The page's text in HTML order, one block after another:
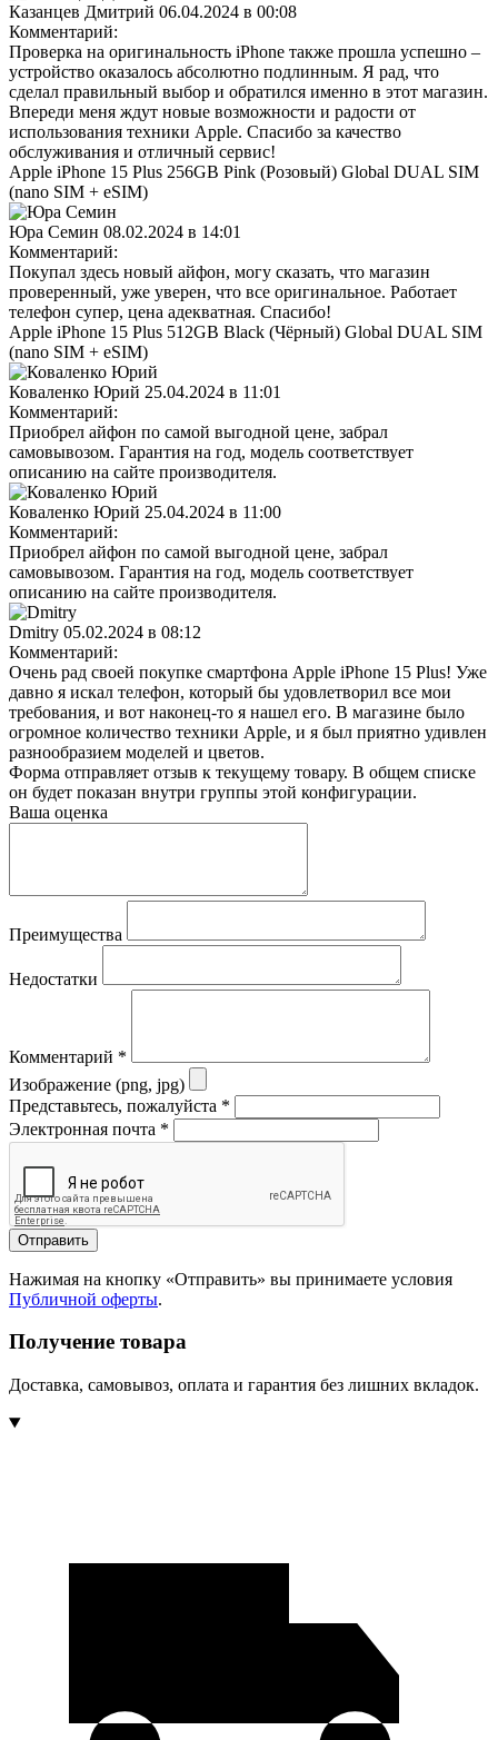
Казанцев Дмитрий 06.04.2024 в 00:08
Комментарий:
Проверка на оригинальность iPhone также прошла успешно –
устройство оказалось абсолютно подлинным. Я рад, что
сделал правильный выбор и обратился именно в этот магазин.
Впереди меня ждут новые возможности и радости от
использования техники Apple. Спасибо за качество
обслуживания и отличный сервис!
Apple iPhone 15 Plus 256GB Pink (Розовый) Global DUAL SIM
(nano SIM + eSIM)
Юра Семин 08.02.2024 в 14:01
Комментарий:
Покупал здесь новый айфон, могу сказать, что магазин
проверенный, уже уверен, что все оригинальное. Работает
телефон супер, цена адекватная. Спасибо!
Apple iPhone 15 Plus 512GB Black (Чёрный) Global DUAL SIM
(nano SIM + eSIM)
Коваленко Юрий 25.04.2024 в 11:01
Комментарий:
Приобрел айфон по самой выгодной цене, забрал
самовывозом. Гарантия на год, модель соответствует
описанию на сайте производителя.
Коваленко Юрий 25.04.2024 в 11:00
Комментарий:
Приобрел айфон по самой выгодной цене, забрал
самовывозом. Гарантия на год, модель соответствует
описанию на сайте производителя.
Dmitry 05.02.2024 в 08:12
Комментарий:
Очень рад своей покупке смартфона Apple iPhone 15 Plus! Уже
давно я искал телефон, который бы удовлетворил все мои
требования, и вот наконец-то я нашел его. В магазине было
огромное количество техники Apple, и я был приятно удивлен
разнообразием моделей и цветов.
Форма отправляет отзыв к текущему товару. В общем списке
он будет показан внутри группы этой конфигурации.
Ваша оценка
Преимущества
Недостатки
Комментарий *
Изображение (png, jpg)
Представьтесь, пожалуйста *
Электронная почта *
Отправить
Нажимая на кнопку «Отправить» вы принимаете условия
Публичной оферты.
Получение товара
Доставка, самовывоз, оплата и гарантия без лишних вкладок.